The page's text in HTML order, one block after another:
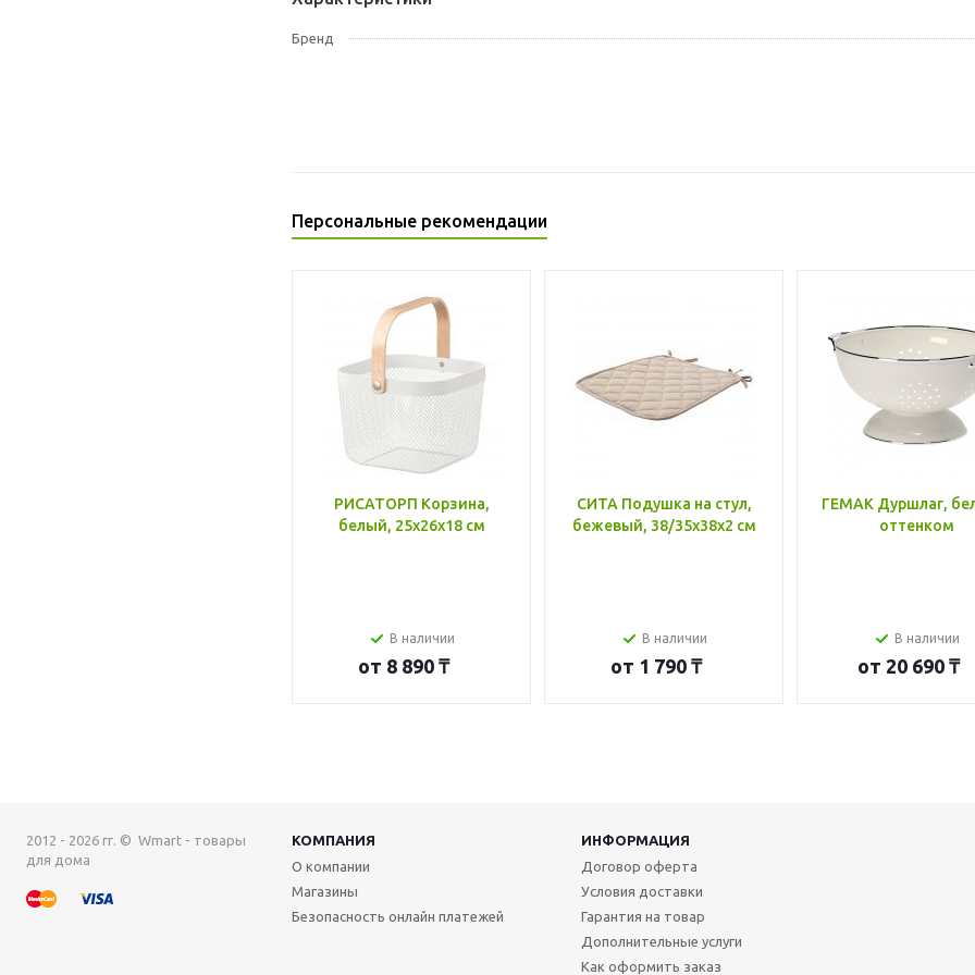
Бренд
Персональные рекомендации
РИСАТОРП Корзина,
белый, 25x26x18 см
В наличии
от 8 890 ₸
СИТА Подушка на стул,
бежевый, 38/35x38x2 см
В наличии
от 1 790 ₸
ГЕМАК Дуршлаг,
оттенком
В наличии
от 20 690 ₸
2012 - 2026 гг. © Wmart - товары
для дома
КОМПАНИЯ
ИНФОРМАЦИЯ
О компании
Магазины
Безопасность онлайн платежей
Договор оферта
Условия доставки
Гарантия на товар
Дополнительные услуги
Как оформить заказ